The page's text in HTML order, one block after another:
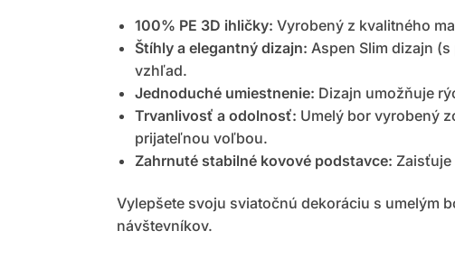
100% PE 3D ihličky: Vyrobený z kvalitného
Štíhly a elegantný dizajn: Aspen Slim dizajn (s
vzhľad.
Jednoduché umiestnenie: Dizajn umožňuje
Trvanlivosť a odolnosť: Umelý bor vyrobený
prijateľnou voľbou.
Zahrnuté stabilné kovové podstavce:
Vylepšete svoju sviatočnú dekoráciu s umelým
návštevníkov.